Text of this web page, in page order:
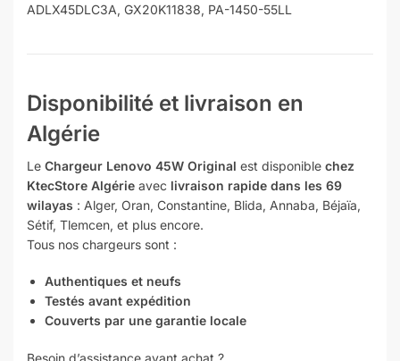
ADLX45DLC3A, GX20K11838, PA-1450-55LL
Disponibilité et livraison en
Algérie
Le Chargeur Lenovo 45W Original est disponible chez
KtecStore Algérie avec livraison rapide dans les 69
wilayas : Alger, Oran, Constantine, Blida, Annaba, Béjaïa,
Sétif, Tlemcen, et plus encore.
Tous nos chargeurs sont :
Authentiques et neufs
Testés avant expédition
Couverts par une garantie locale
Besoin d’assistance avant achat ?